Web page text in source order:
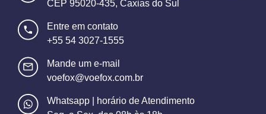
CEP 95020-435, Caxias do Sul
Entre em contato
+55 54 3027-1555
Mande um e-mail
voefox@voefox.com.br
Whatsapp | horário de Atendimento